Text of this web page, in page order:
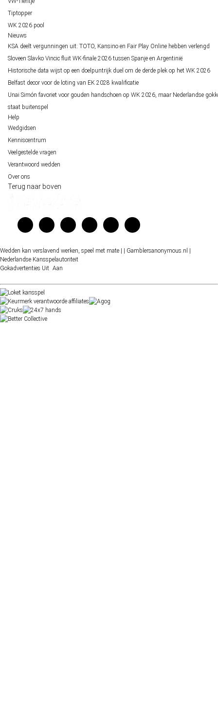
Tiptopper
WK 2026 pool
Nieuws
KSA deelt vergunningen uit: TOTO, Kansino en Fair Play Online hebben verlengd
Sloveen Slavko Vincic fluit WK-finale 2026 tussen Spanje en Argentinië
Historische data wijst op een doelpuntrijk duel om de derde plek op het WK 2026
Belfast decor voor de loting van EK 2028 kwalificatie
Unai Simón favoriet voor gouden handschoen op WK 2026, maar Nederlandse
staat buitenspel
Help
Wedgidsen
Kenniscentrum
Veelgestelde vragen
Verantwoord wedden
Over ons
Terug naar boven
Wedden kan verslavend werken, speel met mate | | Gamblersanonymous.nl |
Nederlandse Kansspelautoriteit
Gokadvertenties Uit Aan